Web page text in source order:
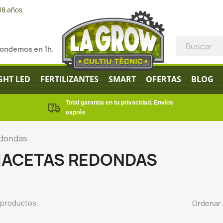
años.
en 1h.
LED FERTILIZANTES SMART OFERTAS BLOG
Total garantia en tu privacidad. Envíos
exprés
REDONDAS
productos. Ordenar